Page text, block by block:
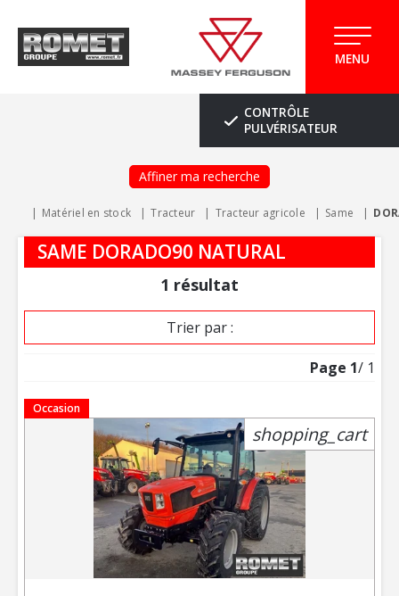
MENU
CONTRÔLE
PULVÉRISATEUR
Affiner ma recherche
Matériel en stock Tracteur Tracteur agricole Same
SAME DORADO90 NATURAL
1 résultat
Trier par :
Page 1/ 1
Occasion
shopping_cart